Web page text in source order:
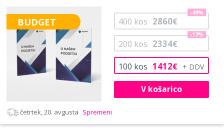
BUDGET
100 kos 1412€
200 kos 2334€
-17%
400 kos 2860€
-49%
V košarico
četrtek, 20. avgusta Spremeni